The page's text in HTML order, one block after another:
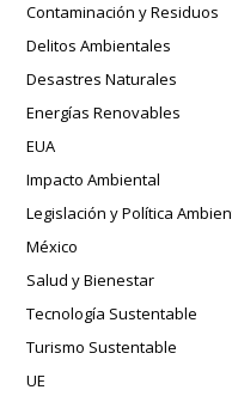
Contaminación y Residuos
Delitos Ambientales
Desastres Naturales
Energías Renovables
EUA
Impacto Ambiental
Legislación y Política
México
Salud y Bienestar
Tecnología Sustentable
Turismo Sustentable
UE